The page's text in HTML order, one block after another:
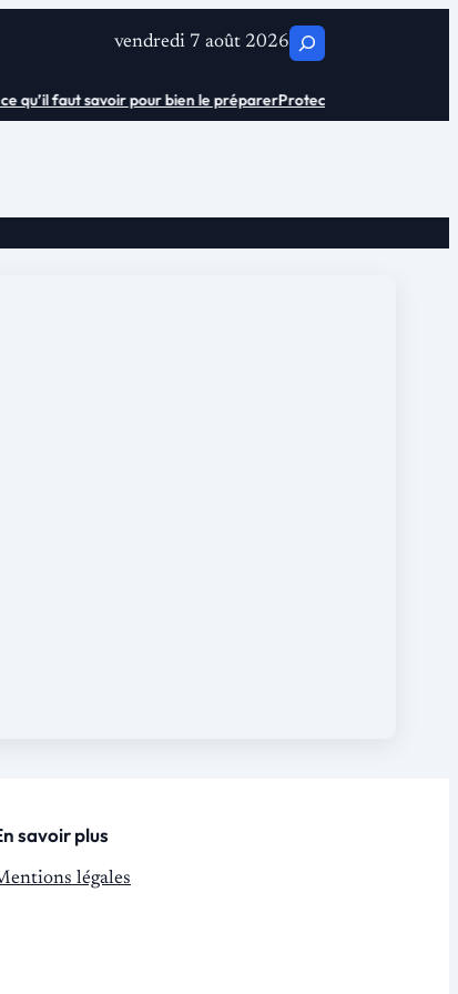
vendredi 7 août 2026C
e
faut savoir pour bien le préparerProtection urinaire adulte
savoir plus
légales